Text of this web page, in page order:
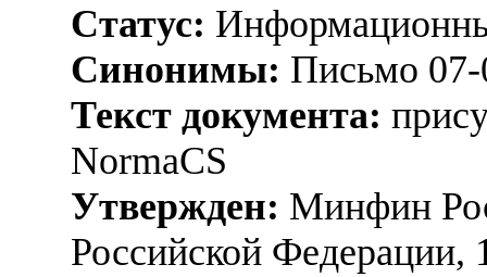
Статус:
Синонимы: Письмо
Текст документа:
NormaCS
Утвержден: Минфин
Российской Федерации,